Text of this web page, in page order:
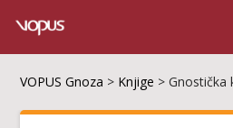
VOPUS Gnoza > Knjige >Gnostička